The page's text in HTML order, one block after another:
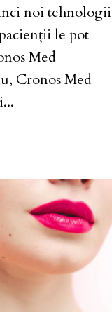
noi tehnologii
le pot
Med
Cronos Med